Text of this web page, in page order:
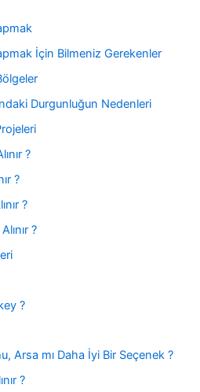
İçin Bilmeniz Gerekenler
Durgunluğun Nedenleri
?
?
?
?
?
Arsa mı Daha İyi Bir Seçenek ?
?